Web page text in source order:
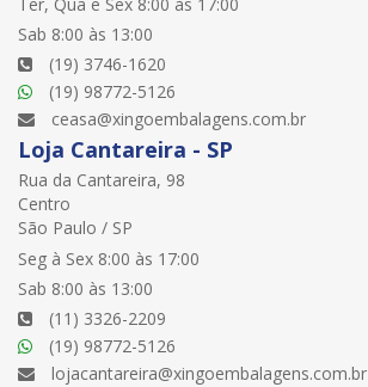
Ter, Qua e Sex 8:00 às 17:00
Sab 8:00 às 13:00
(19) 3746-1620
(19) 98772-5126
ceasa@xingoembalagens.com.br
Loja Cantareira - SP
Rua da Cantareira, 98
Centro
São Paulo / SP
Seg à Sex 8:00 às 17:00
Sab 8:00 às 13:00
(11) 3326-2209
(19) 98772-5126
lojacantareira@xingoembalagens.com.br